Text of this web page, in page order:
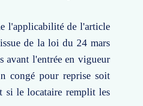
l'applicabilité de l'article
de la loi du 24 mars
avant l'entrée en vigueur
congé pour reprise soit
si le locataire remplit les